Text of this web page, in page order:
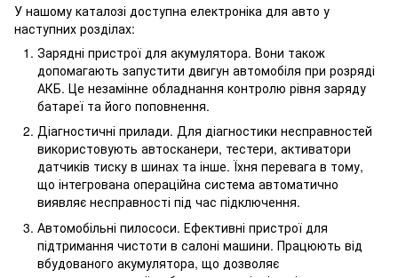
У нашому каталозі доступна електроніка для авто у
наступних розділах:
Зарядні пристрої для акумулятора. Вони також
допомагають запустити двигун автомобіля при розряді
АКБ. Це незамінне обладнання контролю рівня заряду
батареї та його поповнення.
Діагностичні прилади. Для діагностики несправностей
використовують автосканери, тестери, активатори
датчиків тиску в шинах та інше. Їхня перевага в тому,
що інтегрована операційна система автоматично
виявляє несправності під час підключення.
Автомобільні пилососи. Ефективні пристрої для
підтримання чистоти в салоні машини. Працюють від
вбудованого акумулятора, що дозволяє